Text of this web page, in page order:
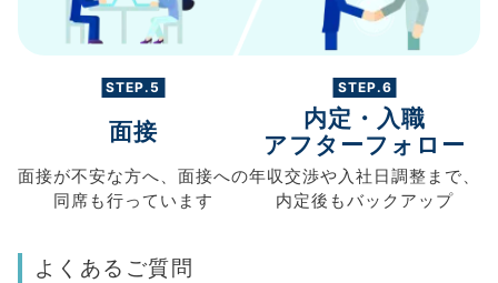
STEP.5
面接
面接が不安な方へ、 面接への
同席も行っています
STEP.6
内定・入職
アフターフォロー
年収交渉や入社日調整まで、
内定後もバックアップ
よくあるご質問